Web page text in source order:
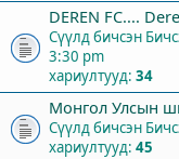
DEREN FC....
Сүүлд бичсэн
3:30 pm
хариултууд: 34
Монгол Улсын
Сүүлд бичсэн
хариултууд: 45